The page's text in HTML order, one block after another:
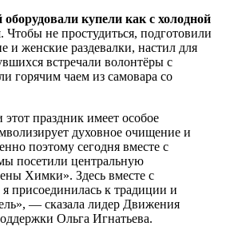
купели как с холодной
. Чтобы не простудиться, подготовили
и женские раздевалки, настил для
встречали волонтёры с
горячим чаем из самовара со
праздник имеет особое
духовное очищение и
поэтому сегодня вместе с
посетили центральную
Химки». Здесь вместе с
присоединилась к традиции и
— сказала лидер Движения
Ольга Игнатьева.